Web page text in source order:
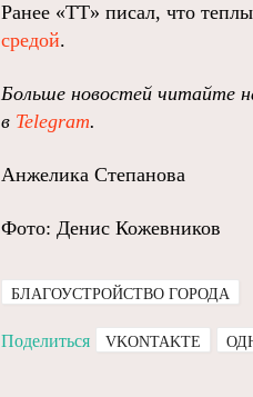
Ранее «ТТ» писал, что
средой.
Больше новостей читайте
в Telegram.
Анжелика Степанова
Фото: Денис Кожевников
БЛАГОУСТРОЙСТВО ГОРОДА
Поделиться VKONTAKTE